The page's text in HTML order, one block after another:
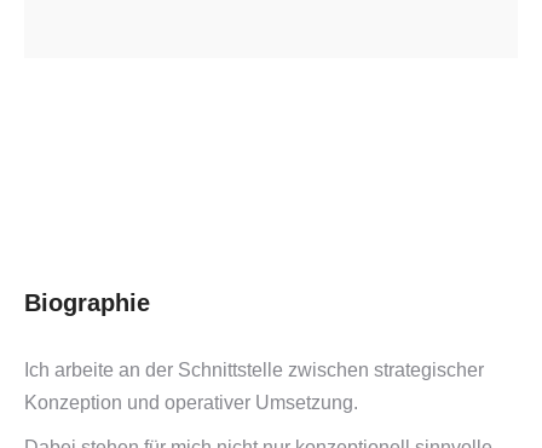
Biographie
Ich arbeite an der Schnittstelle zwischen strategischer
Konzeption und operativer Umsetzung.